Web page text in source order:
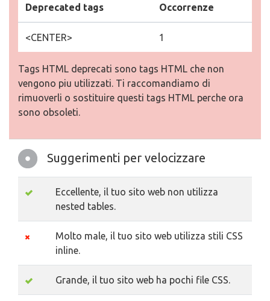
Deprecated tags Occorrenze
<CENTER> 1
Tags HTML deprecati sono tags HTML che non
vengono piu utilizzati. Ti raccomandiamo di
rimuoverli o sostituire questi tags HTML perche ora
sono obsoleti.
Suggerimenti per velocizzare
Eccellente, il tuo sito web non utilizza
nested tables.
Molto male, il tuo sito web utilizza stili CSS
inline.
Grande, il tuo sito web ha pochi file CSS.